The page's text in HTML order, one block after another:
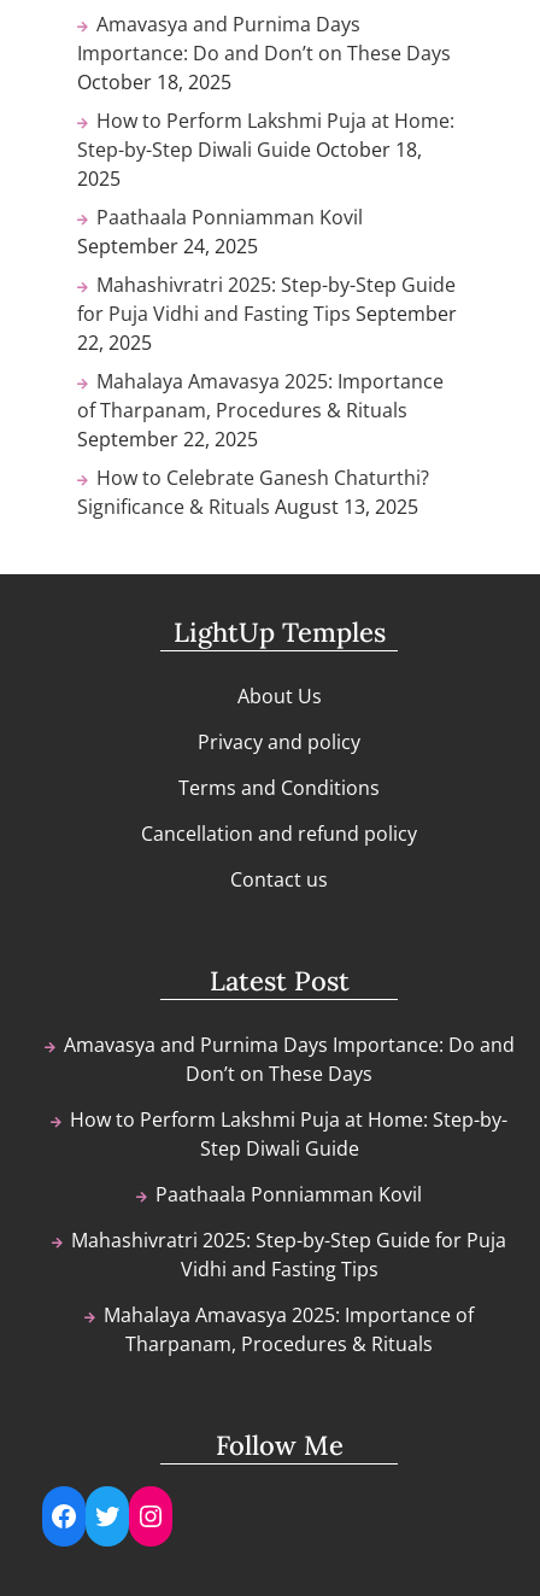
Amavasya and Purnima Days
Importance: Do and Don’t on These Days
October 18, 2025
How to Perform Lakshmi Puja at Home:
Step-by-Step Diwali Guide October 18,
2025
Paathaala Ponniamman Kovil
September 24, 2025
Mahashivratri 2025: Step-by-Step Guide
for Puja Vidhi and Fasting Tips September
22, 2025
Mahalaya Amavasya 2025: Importance
of Tharpanam, Procedures & Rituals
September 22, 2025
How to Celebrate Ganesh Chaturthi?
Significance & Rituals August 13, 2025
LightUp Temples
About Us
Privacy and policy
Terms and Conditions
Cancellation and refund policy
Contact us
Latest Post
Amavasya and Purnima Days Importance: Do and
Don’t on These Days
How to Perform Lakshmi Puja at Home: Step-by-
Step Diwali Guide
Paathaala Ponniamman Kovil
Mahashivratri 2025: Step-by-Step Guide for Puja
Vidhi and Fasting Tips
Mahalaya Amavasya 2025: Importance of
Tharpanam, Procedures & Rituals
Follow Me
Facebook
TwitterInstagram